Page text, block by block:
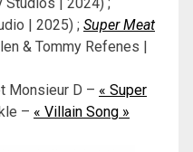
| 2025) ; Super Meat
& Tommy Refenes |
Monsieur D – « Super
– « Villain Song »